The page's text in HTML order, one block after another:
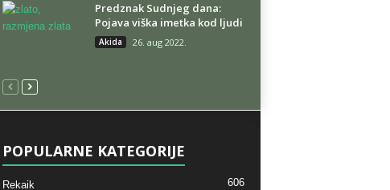
Predznak Sudnjeg dana:
Pojava viška imetka kod ljudi
Akida 26. aug 2022.
POPULARNE KATEGORIJE
Rekaik 606